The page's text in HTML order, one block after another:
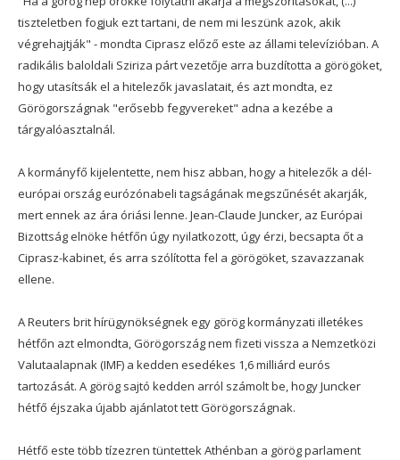
tiszteletben fogjuk ezt tartani, de nem mi leszünk azok, akik
végrehajtják" - mondta Ciprasz előző este az állami televízióban. A
radikális baloldali Sziriza párt vezetője arra buzdította a görögöket,
hogy utasítsák el a hitelezők javaslatait, és azt mondta, ez
Görögországnak "erősebb fegyvereket" adna a kezébe a
tárgyalóasztalnál.
A kormányfő kijelentette, nem hisz abban, hogy a hitelezők a dél-
európai ország eurózónabeli tagságának megszűnését akarják,
mert ennek az ára óriási lenne. Jean-Claude Juncker, az Európai
Bizottság elnöke hétfőn úgy nyilatkozott, úgy érzi, becsapta őt a
Ciprasz-kabinet, és arra szólította fel a görögöket, szavazzanak
ellene.
A Reuters brit hírügynökségnek egy görög kormányzati illetékes
hétfőn azt elmondta, Görögország nem fizeti vissza a Nemzetközi
Valutaalapnak (IMF) a kedden esedékes 1,6 milliárd eurós
tartozását. A görög sajtó kedden arról számolt be, hogy Juncker
hétfő éjszaka újabb ajánlatot tett Görögországnak.
Hétfő este több tízezren tüntettek Athénban a görög parlament